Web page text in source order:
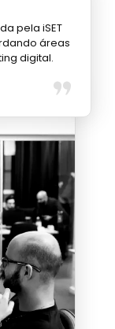
pela iSET
áreas
digital.